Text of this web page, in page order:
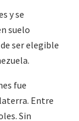
y se
suelo
ser elegible
fue
Entre
Sin